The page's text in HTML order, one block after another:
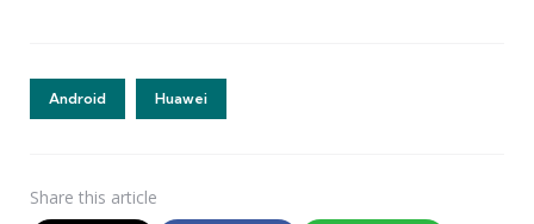
Android Huawei
Share this article